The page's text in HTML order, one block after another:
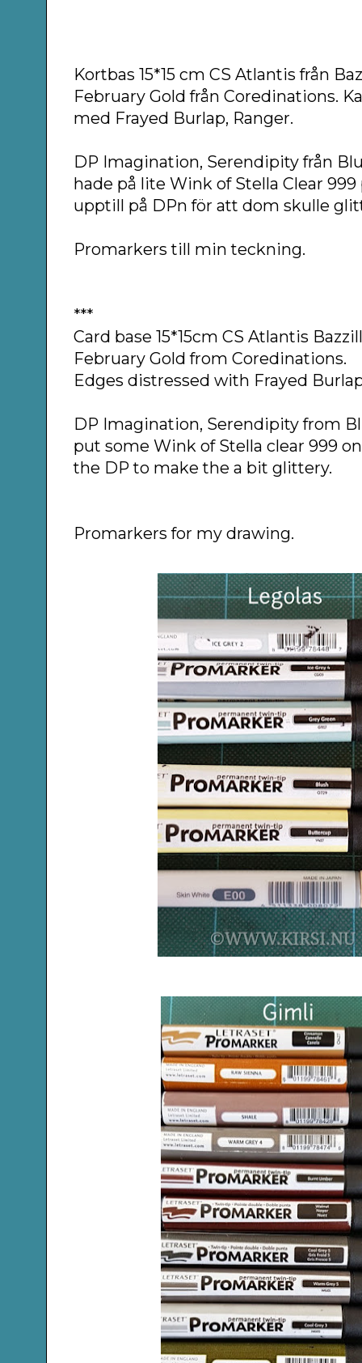
Kortbas 15*15 cm CS Atlantis från
February Gold från Coredinations.
med Frayed Burlap, Ranger.
DP Imagination, Serendipity från
hade på lite Wink of Stella Clear
upptill på DPn för att dom skulle
Promarkers till min teckning.
***
Card base 15*15cm CS Atlantis
February Gold from Coredinations.
Edges distressed with Frayed
DP Imagination, Serendipity from
put some Wink of Stella clear 999
the DP to make the a bit glittery.
Promarkers for my drawing.